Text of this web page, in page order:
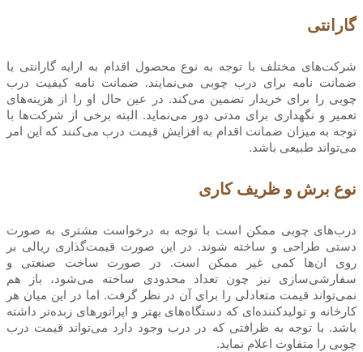
گارانتی
شرکت‌های مختلف با توجه به نوع محصول اقدام به ارایه گارانتی یا
ضمانت نامه برای درب چوبی می‌نمایند. ضمانت نامه کیفیت درب
چوبی را برای خریدار تضمین می‌کند. در عین حال او را از هزینه‌های
تعمیر و نگهداری برای مدتی دور می‌نماید. البته برخی از شرکت‌ها با
توجه به میزان ضمانت اقدام به افزایش قیمت درب می‌کنند که این امر
می‌تواند طبیعی باشد.
نوع برش و ظریف کاری
درب‌های چوبی ممکن است با توجه به درخواست مشتری به صورت
دستی طراحی و ساخته شوند. در این صورت قیمت‌گذاری ریالی بر
روی ان‌ها کمی غیر ممکن است. در صورت ساخت صنعتی و
سفارشی‌سازی نیز چون تعداد محدودی ساخته می‌شود، باز هم
نمی‌تواند قیمت متعادلی را برای آن در نظر گرفت. اما در این میان هر
کارخانه و تولیدکننده‌ای که دستگاه‌های بهتر و اپراتورهای زبده‌تر داشته
باشد. با توجه به ظرافتی که در درب وجود دارد می‌تواند قیمت درب
چوبی را متفاوت اعلام نماید.